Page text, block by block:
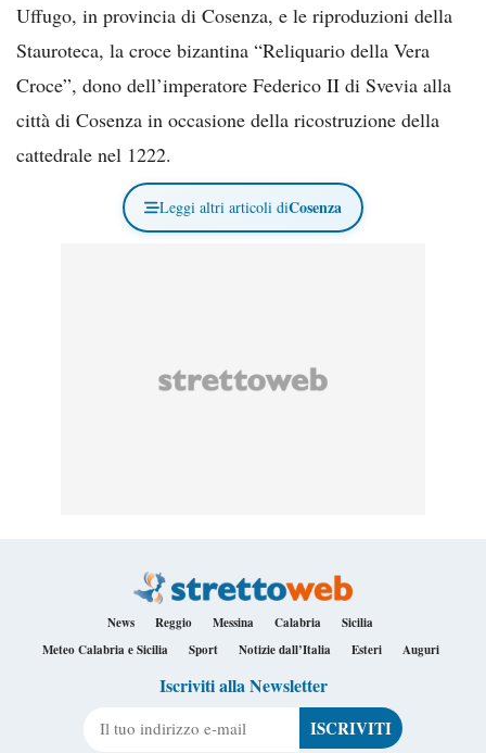
Uffugo, in provincia di Cosenza, e le riproduzioni della
Stauroteca, la croce bizantina “Reliquario della Vera
Croce”, dono dell’imperatore Federico II di Svevia alla
città di Cosenza in occasione della ricostruzione della
cattedrale nel 1222.
Leggi altri articoli diCosenza
News Reggio Messina Calabria
Sicilia
Meteo Calabria e Sicilia
Sport Notizie dall’Italia Esteri Auguri
Iscriviti alla Newsletter